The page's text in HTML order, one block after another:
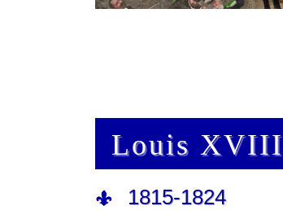
Louis XVIII
1815-1824